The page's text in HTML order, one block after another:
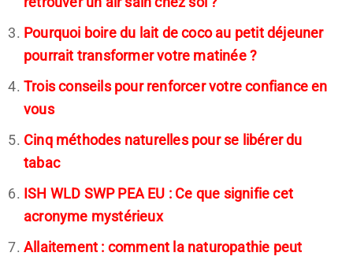
Pourquoi boire du lait de coco au petit déjeuner
pourrait transformer votre matinée ?
Trois conseils pour renforcer votre confiance en
vous
Cinq méthodes naturelles pour se libérer du
tabac
ISH WLD SWP PEA EU : Ce que signifie cet
acronyme mystérieux
Allaitement : comment la naturopathie peut